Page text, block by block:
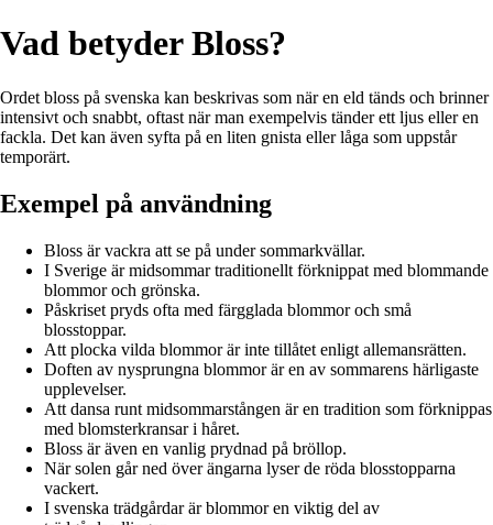
Vad betyder Bloss?
Ordet bloss på svenska kan beskrivas som när en eld tänds och brinner
intensivt och snabbt, oftast när man exempelvis tänder ett ljus eller en
fackla. Det kan även syfta på en liten gnista eller låga som uppstår
temporärt.
Exempel på användning
Bloss är vackra att se på under sommarkvällar.
I Sverige är midsommar traditionellt förknippat med blommande
blommor och grönska.
Påskriset pryds ofta med färgglada blommor och små
blosstoppar.
Att plocka vilda blommor är inte tillåtet enligt allemansrätten.
Doften av nysprungna blommor är en av sommarens härligaste
upplevelser.
Att dansa runt midsommarstången är en tradition som förknippas
med blomsterkransar i håret.
Bloss är även en vanlig prydnad på bröllop.
När solen går ned över ängarna lyser de röda blosstopparna
vackert.
I svenska trädgårdar är blommor en viktig del av